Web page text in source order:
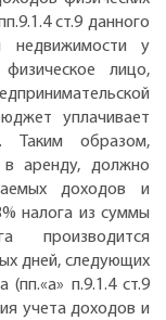
ст.9 данного
недвижимости у
лицо,
уплачивает
Таким образом,
в аренду, должно
доходов и
налога из суммы
производится
дней, следующих
п.9.1.4 ст.9
учета доходов и